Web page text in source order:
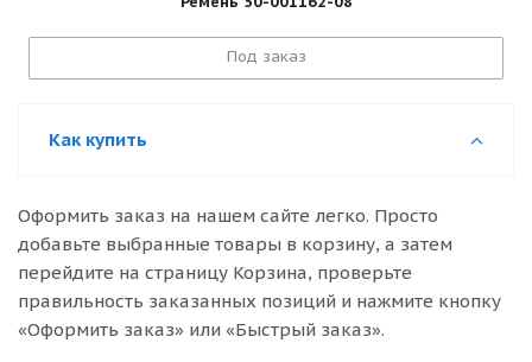
Под заказ
Как купить
Оформить заказ на нашем сайте легко. Просто
добавьте выбранные товары в корзину, а затем
перейдите на страницу Корзина, проверьте
правильность заказанных позиций и нажмите кнопку
«Оформить заказ» или «Быстрый заказ».